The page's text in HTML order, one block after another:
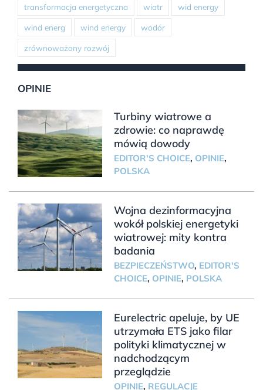
transformacja energetyczna wiatr wid energy
wind energ wind energy wodór
zrównoważony rozwój
OPINIE
Turbiny wiatrowe a
zdrowie: co naprawdę
mówią dowody
EDITOR'S CHOICE, OPINIE,
POLSKA
Wojna dezinformacyjna
wokół polskiej energetyki
wiatrowej: mity kontra
badania
BEZPIECZEŃSTWO, EDITOR'S
CHOICE, OPINIE, POLSKA
Eurelectric apeluje, by UE
utrzymała ETS jako filar
polityki klimatycznej w
nadchodzącym
przeglądzie
OPINIE, REGULACJE